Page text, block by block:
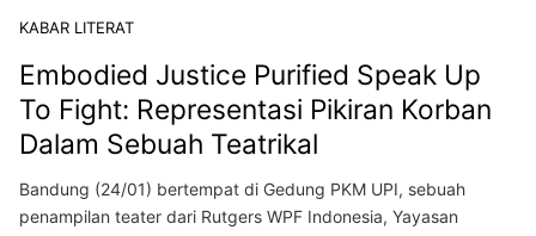
KABAR LITERAT
Embodied Justice Purified Speak Up
To Fight: Representasi Pikiran Korban
Dalam Sebuah Teatrikal
Bandung (24/01) bertempat di Gedung PKM UPI, sebuah
penampilan teater dari Rutgers WPF Indonesia, Yayasan